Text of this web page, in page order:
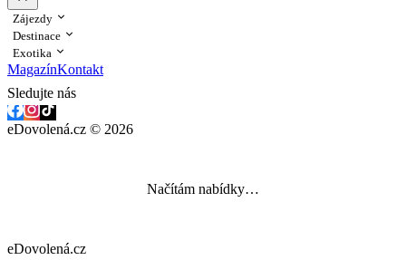
Zájezdy
Destinace
Exotika
MagazínKontakt
Sledujte nás
eDovolená.cz © 2026
Načítám nabídky…
eDovolená.cz